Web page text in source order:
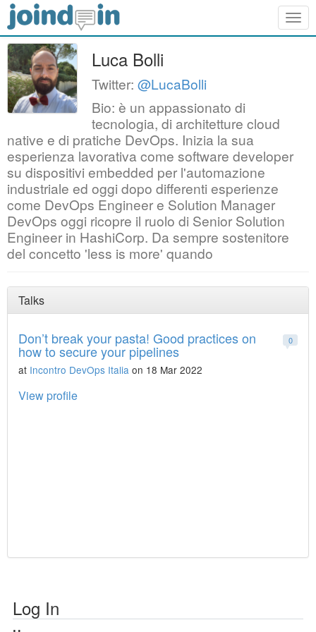
Luca Bolli
Twitter: @LucaBolli
Bio: è un appassionato di
tecnologia, di architetture cloud
native e di pratiche DevOps. Inizia la sua
esperienza lavorativa come software developer
su dispositivi embedded per l'automazione
industriale ed oggi dopo differenti esperienze
come DevOps Engineer e Solution Manager
DevOps oggi ricopre il ruolo di Senior Solution
Engineer in HashiCorp. Da sempre sostenitore
del concetto 'less is more' quando
Talks
0
Don’t break your pasta! Good practices on
how to secure your pipelines
at Incontro DevOps Italia on 18 Mar 2022
View profile
Log In